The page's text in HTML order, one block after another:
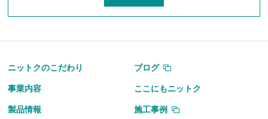
ニットクのこだわり ブログ
事業内容 ここにもニットク
製品情報 施工事例